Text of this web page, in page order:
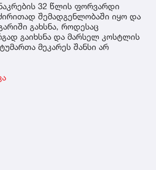
32 წლის ფორვარდი
შემადგენლობაში იყო და
გახსნა, როდესაც
გაიხსნა და მარსელ კოსტლის
მეკარეს შანსი არ